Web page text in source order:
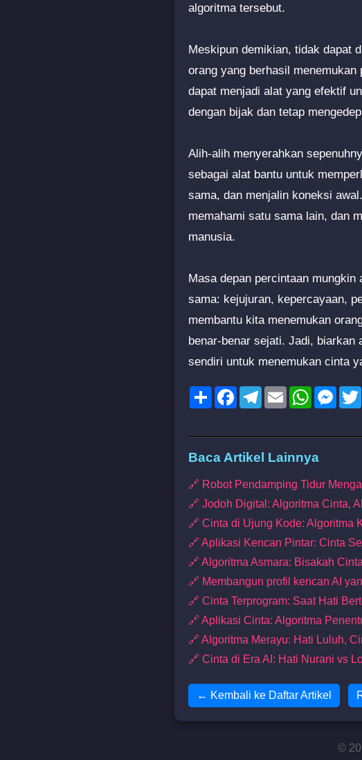
algoritma tersebut.
Meskipun demikian, tidak dapat
orang yang berhasil
dapat menjadi alat yang efektif
dengan bijak dan tetap
Alih-alih menyerahkan
sebagai alat bantu untuk
sama, dan menjalin koneksi
memahami satu sama lain, dan
manusia.
Masa depan percintaan
sama: kejujuran, kepercayaan,
membantu kita menemukan
benar-benar sejati. Jadi, biarkan
sendiri untuk menemukan cinta
ShareFacebookTelegram
EmailWhatsApp
Baca Artikel Lainnya
🔗 Robot Pendamping Tidur
🔗 Jodoh Digital: Algoritma Cinta,
🔗 Cinta di Ujung Kode: Algoritma
🔗 Aplikasi Kencan Pintar: Cinta
🔗 Algoritma Asmara: Bisakah
🔗 Membangun profil kencan AI
🔗 Cinta Terprogram: Saat Hati
🔗 Aplikasi Cinta: Algoritma
🔗 Algoritma Merayu: Hati Luluh,
🔗 Cinta di Era AI: Hati Nurani vs
← Kembali ke Daftar Artikel
©